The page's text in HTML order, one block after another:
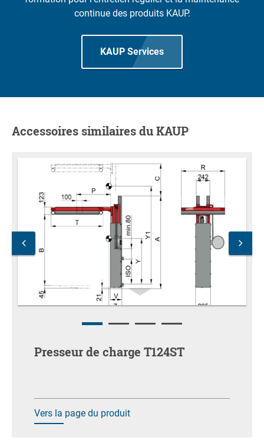
continue des produits KAUP.
KAUP Services
Accessoires similaires du KAUP
Presseur de charge T124ST
Vers la page du produit